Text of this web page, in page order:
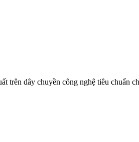
dây chuyền công nghệ tiêu chuẩn